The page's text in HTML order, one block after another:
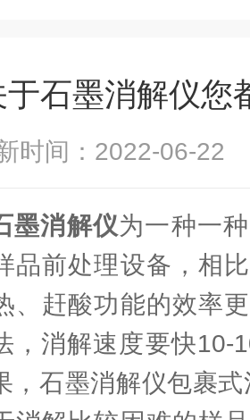
于石墨消解仪您
时间：2022-06-
墨消解仪为一种一
品前处理设备，相
、赶酸功能的效率
，消解速度要快10-
，石墨消解仪包裹